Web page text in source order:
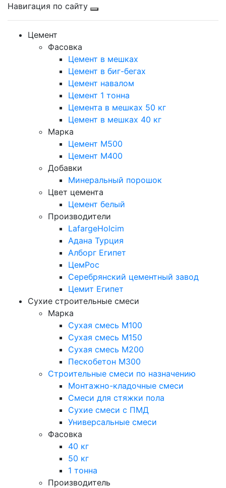
Навигация по сайту
Цемент
Фасовка
Цемент в мешках
Цемент в биг-бегах
Цемент навалом
Цемент 1 тонна
Цемента в мешках 50 кг
Цемент в мешках 40 кг
Марка
Цемент М500
Цемент М400
Добавки
Минеральный порошок
Цвет цемента
Цемент белый
Производители
LafargeHolcim
Адана Турция
Алборг Египет
ЦемРос
Серебрянский цементный завод
Цемит Египет
Сухие строительные смеси
Марка
Сухая смесь М100
Сухая смесь М150
Сухая смесь М200
Пескобетон М300
Строительные смеси по назначению
Монтажно-кладочные смеси
Смеси для стяжки пола
Сухие смеси с ПМД
Универсальные смеси
Фасовка
40 кг
50 кг
1 тонна
Производитель